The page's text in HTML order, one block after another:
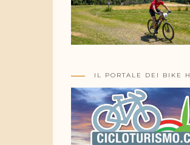
IL PORTALE DEI BIKE